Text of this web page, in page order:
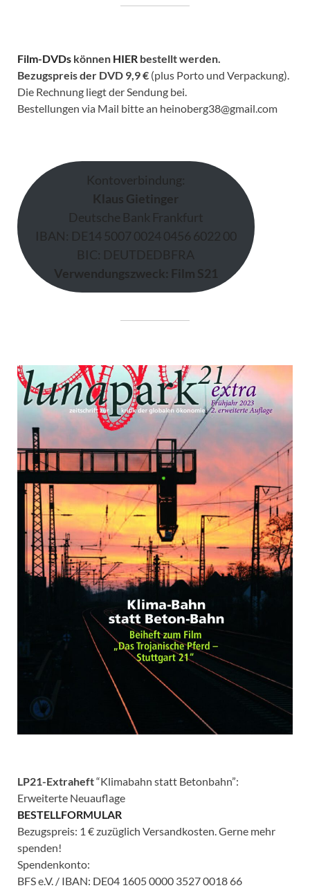
Film-DVDs können HIER bestellt werden.
Bezugspreis der DVD 9,9 € (plus Porto und Verpackung).
Die Rechnung liegt der Sendung bei.
Bestellungen via Mail bitte an heinoberg38@gmail.com
Kontoverbindung:
Klaus Gietinger
Deutsche Bank Frankfurt
IBAN: DE14 5007 0024 0456 6022 00
BIC: DEUTDEDBFRA
Verwendungszweck: Film S21
LP21-Extraheft“Klimabahn statt Betonbahn”:
Erweiterte Neuauflage
BESTELLFORMULAR
Bezugspreis: 1 € zuzüglich Versandkosten. Gerne mehr
spenden!
Spendenkonto:
BFS e.V. / IBAN: DE04 1605 0000 3527 0018 66